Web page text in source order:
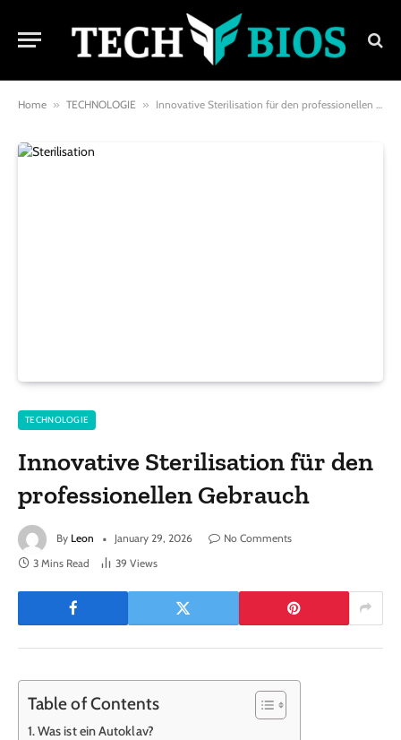
Home » TECHNOLOGIE » Innovative Sterilisation für den professionellen Gebrauch
TECHNOLOGIE
Innovative Sterilisation für den
professionellen Gebrauch
By Leon January 29, 2026
No Comments
3 Mins Read
39 Views
Table of Contents
Was ist ein Autoklav?